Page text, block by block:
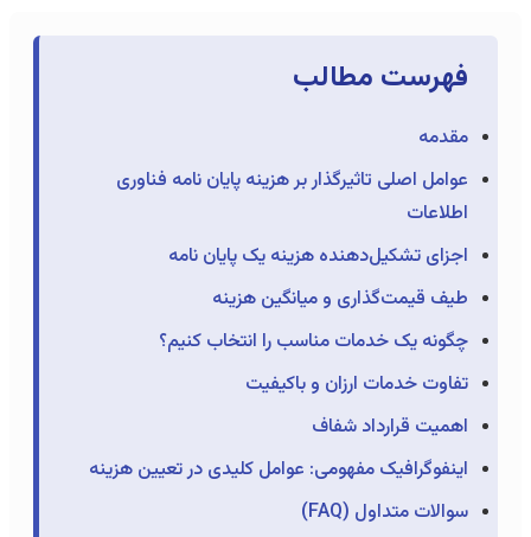
فهرست مطالب
مقدمه
عوامل اصلی تاثیرگذار بر هزینه پایان نامه فناوری
اطلاعات
اجزای تشکیل‌دهنده هزینه یک پایان نامه
طیف قیمت‌گذاری و میانگین هزینه
چگونه یک خدمات مناسب را انتخاب کنیم؟
تفاوت خدمات ارزان و باکیفیت
اهمیت قرارداد شفاف
اینفوگرافیک مفهومی: عوامل کلیدی در تعیین هزینه
سوالات متداول (FAQ)